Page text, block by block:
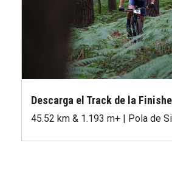
Descarga el Track de la
45.52 km & 1.193 m+ | Pola de